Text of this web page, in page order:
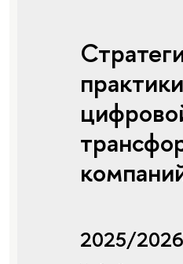
практики
2025/2026